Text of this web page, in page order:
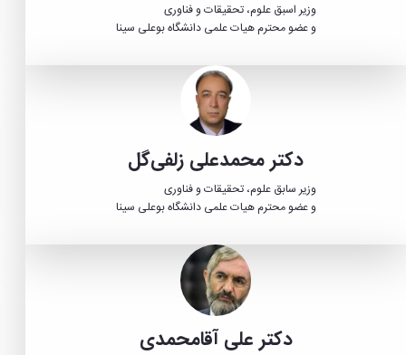
وزیر اسبق علوم، تحقیقات و فناوری
و عضو محترم هیات علمی دانشگاه بوعلی سینا
دکتر محمدعلی زلفی‌گل
وزیر سابق علوم، تحقیقات و فناوری
و عضو محترم هیات علمی دانشگاه بوعلی سینا
دکتر علی آقامحمدی